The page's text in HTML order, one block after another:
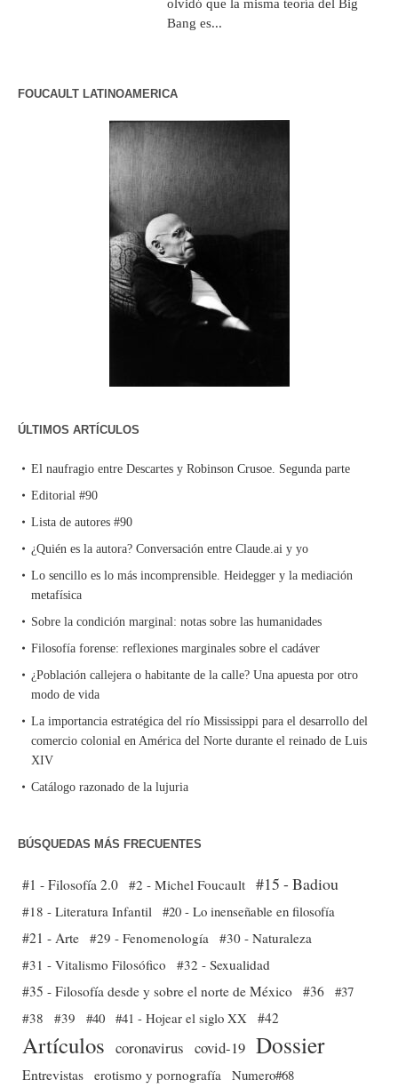
olvidó que la misma teoría del Big
Bang es...
FOUCAULT LATINOAMERICA
ÚLTIMOS ARTÍCULOS
El naufragio entre Descartes y Robinson Crusoe. Segunda parte
Editorial #90
Lista de autores #90
¿Quién es la autora? Conversación entre Claude.ai y yo
Lo sencillo es lo más incomprensible. Heidegger y la mediación
metafísica
Sobre la condición marginal: notas sobre las humanidades
Filosofía forense: reflexiones marginales sobre el cadáver
¿Población callejera o habitante de la calle? Una apuesta por otro
modo de vida
La importancia estratégica del río Mississippi para el desarrollo del
comercio colonial en América del Norte durante el reinado de Luis
XIV
Catálogo razonado de la lujuria
BÚSQUEDAS MÁS FRECUENTES
#1 - Filosofía 2.0 #2 - Michel Foucault #15 - Badiou
#18 - Literatura Infantil #20 - Lo inenseñable en filosofía
#21 - Arte #29 - Fenomenología
#30 - Naturaleza
#31 - Vitalismo Filosófico
#32 - Sexualidad
#35 - Filosofía desde y sobre el norte de México #36 #37
#38
#39 #40 #41 - Hojear el siglo XX #42
Artículos coronavirus covid-19 Dossier
Entrevistas erotismo y pornografía
Numero#68